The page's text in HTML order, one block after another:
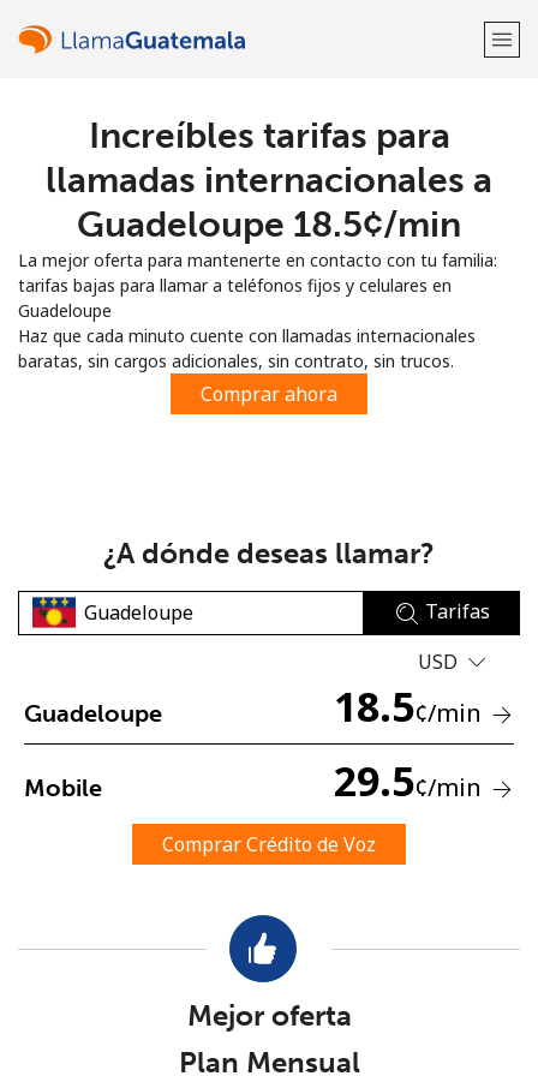
¡Bienvenido!
Regístrate con
o
No se ha creado una contraseña
Una letra mayúscula y una minúscula
Un caracter especial
Mantente en contacto para recibir nuestras mejores
Increíbles tarifas para
llamadas internacionales a
Guadeloupe ⁦18.5¢⁩/min
La mejor oferta para mantenerte en contacto con tu familia:
tarifas bajas para llamar a teléfonos fijos y celulares en
Guadeloupe
Haz que cada minuto cuente con llamadas internacionales
baratas, sin cargos adicionales, sin contrato, sin trucos.
Comprar ahora
¿A dónde deseas llamar?
Tarifas
USD
Guadeloupe 18.5¢/min
Mobile 29.5¢/min
Comprar Crédito de Voz
Mejor oferta
Plan Mensual